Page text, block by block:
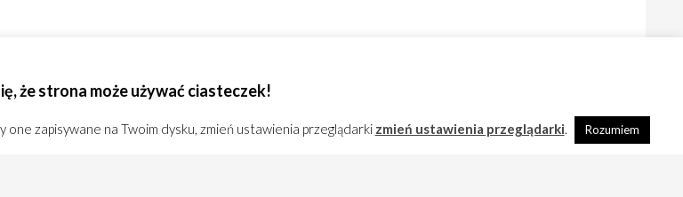
że strona może używać ciasteczek!
zapisywane na Twoim dysku, zmień ustawienia przeglądarki zmień ustawienia przeglądarki. Rozumiem